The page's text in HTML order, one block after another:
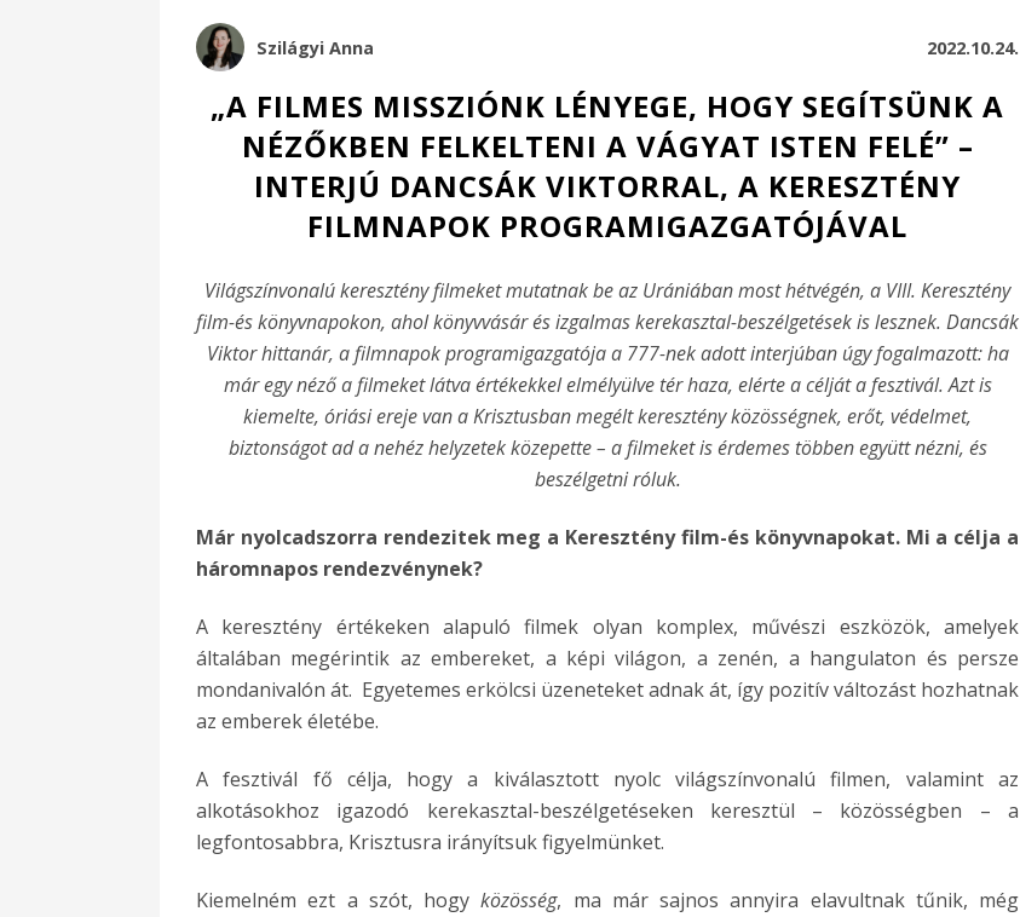
Szilágyi Anna 2022.10.24.
„A FILMES MISSZIÓNK LÉNYEGE, HOGY SEGÍTSÜNK A
NÉZŐKBEN FELKELTENI A VÁGYAT ISTEN FELÉ” –
INTERJÚ DANCSÁK VIKTORRAL, A KERESZTÉNY
FILMNAPOK PROGRAMIGAZGATÓJÁVAL
Világszínvonalú keresztény filmeket mutatnak be az Urániában most hétvégén, a VIII. Keresztény
film-és könyvnapokon, ahol könyvvásár és izgalmas kerekasztal-beszélgetések is lesznek. Dancsák
Viktor hittanár, a filmnapok programigazgatója a 777-nek adott interjúban úgy fogalmazott: ha
már egy néző a filmeket látva értékekkel elmélyülve tér haza, elérte a célját a fesztivál. Azt is
kiemelte, óriási ereje van a Krisztusban megélt keresztény közösségnek, erőt, védelmet,
biztonságot ad a nehéz helyzetek közepette – a filmeket is érdemes többen együtt nézni, és
beszélgetni róluk.
Már nyolcadszorra rendezitek meg a Keresztény film-és könyvnapokat. Mi a célja a
háromnapos rendezvénynek?
A keresztény értékeken alapuló filmek olyan komplex, művészi eszközök, amelyek
általában megérintik az embereket, a képi világon, a zenén, a hangulaton és persze
mondanivalón át. Egyetemes erkölcsi üzeneteket adnak át, így pozitív változást hozhatnak
az emberek életébe.
A fesztivál fő célja, hogy a kiválasztott nyolc világszínvonalú filmen, valamint az
alkotásokhoz igazodó kerekasztal-beszélgetéseken keresztül – közösségben – a
legfontosabbra, Krisztusra irányítsuk figyelmünket.
Kiemelném ezt a szót, hogyközösség, ma már sajnos annyira elavultnak tűnik, még